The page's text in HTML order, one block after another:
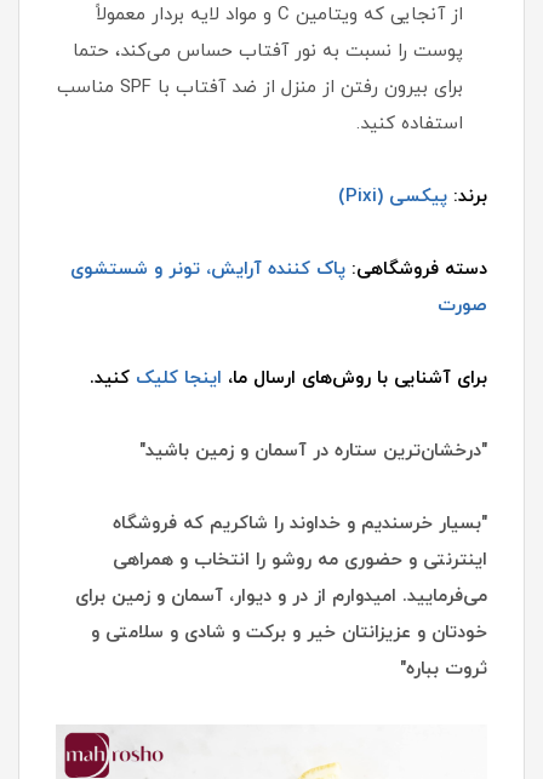
از آنجایی که ویتامین C و مواد لایه بردار معمولاً
پوست را نسبت به نور آفتاب حساس می‌کند، حتما
برای بیرون رفتن از منزل از ضد آفتاب با SPF مناسب
استفاده کنید.
برند: پیکسی (Pixi)
دسته فروشگاهی: پاک کننده آرایش، تونر و شستشوی
صورت
برای آشنایی با روش‌های ارسال ما، اینجا کلیک کنید.
"درخشان‌ترین ستاره در آسمان و زمین باشید"
"بسیار خرسندیم و خداوند را شاکریم که فروشگاه
اینترنتی و حضوری مه روشو را انتخاب و همراهی
می‌فرمایید. امیدوارم از در و دیوار، آسمان و زمین برای
خودتان و عزیزانتان خیر و برکت و شادی و سلامتی و
ثروت بباره"